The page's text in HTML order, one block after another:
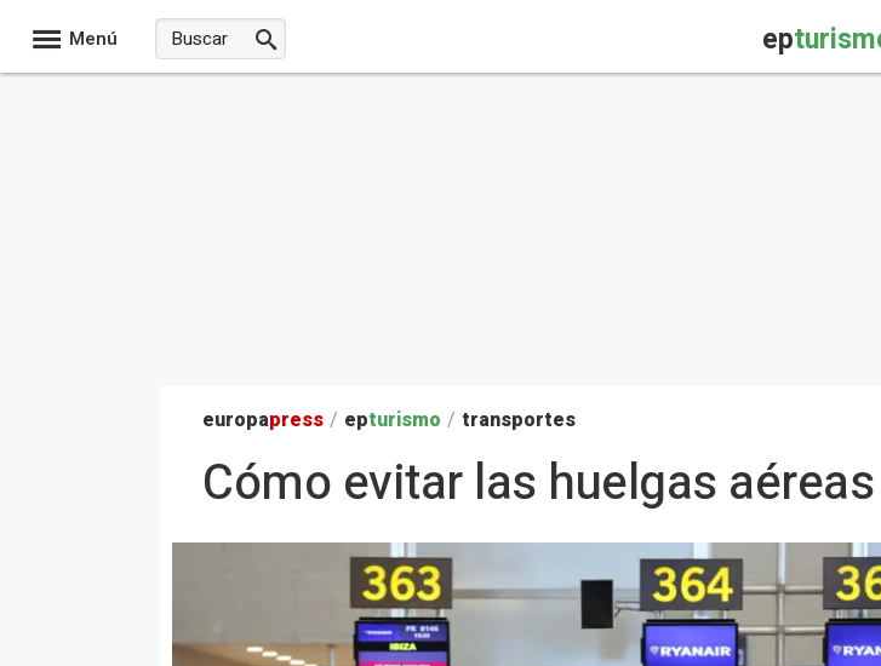
Menú ep
europapress / epturismo / transportes
Cómo evitar las huelgas